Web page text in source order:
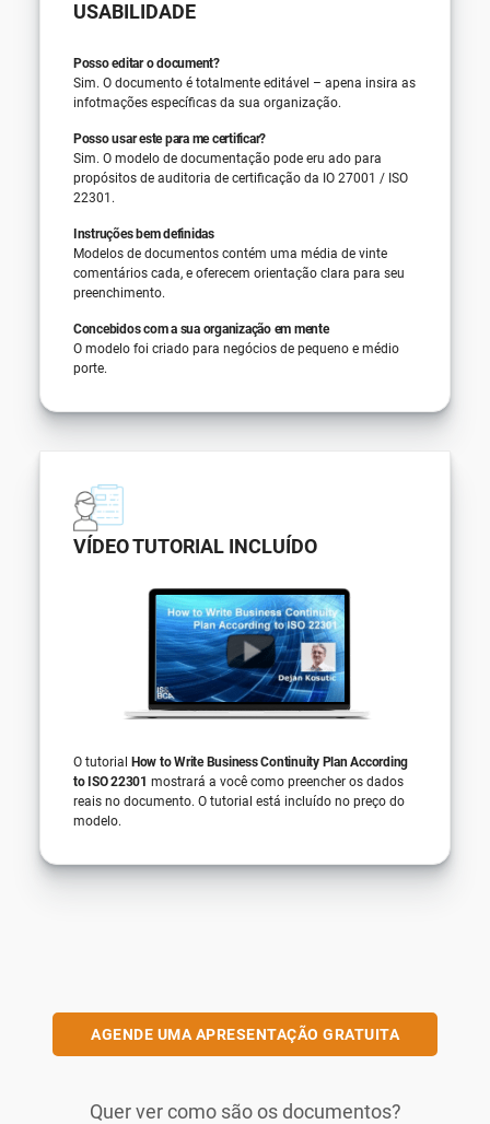
USABILIDADE
Posso editar o document?
Sim. O documento é totalmente editável – apena insira as
infotmações específicas da sua organização.
Posso usar este para me certificar?
Sim. O modelo de documentação pode eru ado para
propósitos de auditoria de certificação da IO 27001 / ISO
22301.
Instruções bem definidas
Modelos de documentos contém uma média de vinte
comentários cada, e oferecem orientação clara para seu
preenchimento.
Concebidos com a sua organização em mente
O modelo foi criado para negócios de pequeno e médio
porte.
VÍDEO TUTORIAL INCLUÍDO
O tutorial How to Write Business Continuity Plan According
to ISO 22301 mostrará a você como preencher os dados
reais no documento. O tutorial está incluído no preço do
modelo.
AGENDE UMA APRESENTAÇÃO GRATUITA
Quer ver como são os documentos?